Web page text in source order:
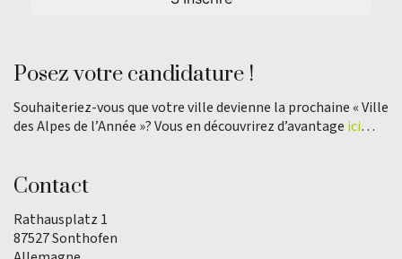
Posez votre candidature !
Souhaiteriez-vous que votre ville devienne la prochaine « Ville
des Alpes de l’Année »? Vous en découvrirez d’avantage ici…
Contact
Rathausplatz 1
87527 Sonthofen